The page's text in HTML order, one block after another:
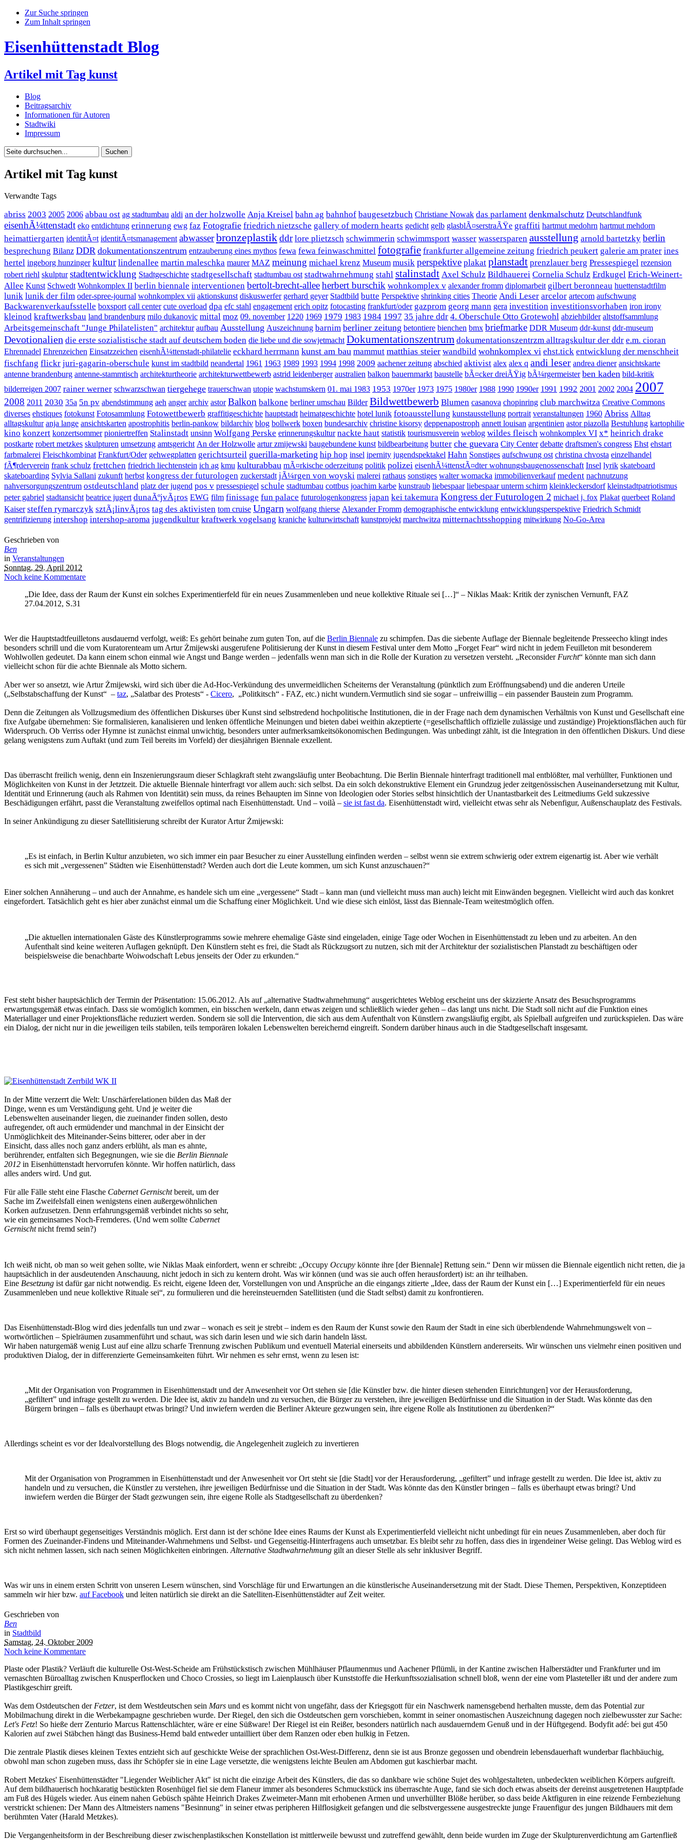
Zur Suche springen
Zum Inhalt springen
Eisenhüttenstadt Blog
Artikel mit Tag kunst
Blog
Beitragsarchiv
Informationen für Autoren
Stadtwiki
Impressum
Artikel mit Tag kunst
Verwandte Tags
abriss 2003 2005 2006 abbau ost ag stadtumbau aldi an der holzwolle Anja Kreisel bahn ag bahnhof baugesetzbuch Christiane Nowak das parlament denkmalschutz Deutschlandfunk
eisenhÃ¼ttenstadt eko entdichtung erinnerung ewg faz Fotografie friedrich nietzsche gallery of modern hearts gedicht gelb glasblÃ¤serstraÃŸe graffiti hartmut medohrn hartmut mehdorn
heimattiergarten identitÃ¤t identitÃ¤tsmanagement abwasserbronzeplastikddr lore plietzsch schwimmerin schwimmsport wasser wassersparen ausstellung arnold bartetzky berlin
besprechung Bilanz DDR dokumentationszentrum entzauberung eines mythos fewa fewa feinwaschmittel fotografie frankfurter allgemeine zeitung friedrich peukert galerie am prater ines
hertel ingeborg hunzinger kultur lindenallee martin maleschka maurer MAZ meinung michael krenz Museum musik perspektive plakat planstadt prenzlauer berg Pressespiegel rezension
robert riehl skulptur stadtentwicklung Stadtgeschichte stadtgesellschaft stadtumbau ost stadtwahrnehmung stahl stalinstadt Axel Schulz Bildhauerei Cornelia Schulz Erdkugel Erich-Weinert-
Allee Kunst Schwedt Wohnkomplex II berlin biennale interventionen bertolt-brecht-alleeherbert burschik wohnkomplex v alexander fromm diplomarbeit gilbert beronneau huettenstadtfilm
lunik lunik der film oder-spree-journal wohnkomplex vii aktionskunst diskuswerfer gerhard geyer Stadtbild butte Perspektive shrinking cities Theorie Andi Leser arcelor artecom aufschwung
Backwarenverkaufsstelle boxsport call center cute overload dpa efc stahl engagement erich opitz fotocasting frankfurt/oder gazprom georg mann gera investition investitionsvorhaben iron irony
kleinod kraftwerksbau land brandenburg milo dukanovic mittal moz 09. november 1220 1969 1979 1983 1984 1997 35 jahre ddr 4. Oberschule Otto Grotewohl abziehbilder altstoffsammlung
Arbeitsgemeinschaft "Junge Philatelisten" architektur aufbau Ausstellung Auszeichnung barnim berliner zeitung betontiere bienchen bmx briefmarke DDR Museum ddr-kunst ddr-museum
Devotionalien die erste sozialistische stadt auf deutschem boden die liebe und die sowjetmacht Dokumentationszentrum dokumentationszentrzm alltragskultur der ddr e.m. cioran
Ehrennadel Ehrenzeichen Einsatzzeichen eisenhÃ¼ttenstadt-philatelie eckhard herrmann kunst am bau mammut matthias steier wandbild wohnkomplex vi ehst.tick entwicklung der menschheit
fischfang flickr juri-gagarin-oberschule kunst im stadtbild neandertal 1961 1963 1989 1993 1994 1998 2009 aachener zeitung abschied aktivist alex alex q andi leser andrea diener ansichtskarte
antenne brandenburg antenne-stammtisch architekturtheorie architekturwettbewerb astrid leidenberger australien balkon bauernmarkt baustelle bÃ¤cker dreiÃŸig bÃ¼rgermeister ben kaden bild-kritik
bilderreigen 2007 rainer werner schwarzschwan tiergehege trauerschwan utopie wachstumskern 01. mai 1983 1953 1970er 1973 1975 1980er 1988 1990 1990er 1991 1992 2001 2002 2004 2007
2008 2011 2030 35a 5n pv abendstimmung aeh anger archiv astor Balkon balkone berliner umschau Bilder Bildwettbewerb Blumen casanova chopinring club marchwitza Creative Commons
diverses ehstiques fotokunst Fotosammlung Fotowettbewerb graffitigeschichte hauptstadt heimatgeschichte hotel lunik fotoausstellung kunstausstellung portrait veranstaltungen 1960 Abriss Alltag
alltagskultur anja lange ansichtskarten apostrophitis berlin-pankow bildarchiv blog bollwerk boxen bundesarchiv christine kisorsy deppenapostroph annett louisan argentinien astor piazolla Bestuhlung kartophilie
kino konzert konzertsommer pioniertreffen Stalinstadt unsinn Wolfgang Perske erinnerungskultur nackte haut statistik tourismusverein weblog wildes fleisch wohnkomplex VI x* heinrich drake
postkarte robert metzkes skulpturen umsetzung amtsgericht An der Holzwolle artur zmijewski baugebundene kunst bildbearbeitung butter che guevara City Center debatte draftsmen's congress Ehst ehstart
farbmalerei Fleischkombinat Frankfurt/Oder gehwegplatten gerichtsurteil guerilla-marketing hip hop insel ipernity jugendspektakel Hahn Sonstiges aufschwung ost christina chvosta einzelhandel
fÃ¶rderverein frank schulz frettchen friedrich liechtenstein ich ag kmu kulturabbau mÃ¤rkische oderzeitung politik polizei eisenhÃ¼ttenstÃ¤dter wohnungsbaugenossenschaft Insel lyrik skateboard
skateboarding Sylvia Sallani zukunft herbst kongress der futurologen zuckerstadt jÃ¼rgen von woyski malerei rathaus sonstiges walter womacka immobilienverkauf medent nachnutzung
nahversorgungszentrum ostdeutschland platz der jugend pos v pressespiegel schule stadtumbau cottbus joachim karbe kunstraub liebespaar liebespaar unterm schirm kleinkleckersdorf kleinstadtpatriotismus
peter gabriel stadtansicht beatrice jugert dunaÃºjvÃ¡ros EWG film finissage fun palace futurologenkongress japan kei takemura Kongress der Futurologen 2 michael j. fox Plakat querbeet Roland
Kaiser steffen rymarczyk sztÃ¡linvÃ¡ros tag des aktivisten tom cruise Ungarn wolfgang thierse Alexander Fromm demographische entwicklung entwicklungsperspektive Friedrich Schmidt
gentrifizierung intershop intershop-aroma jugendkultur kraftwerk vogelsang kraniche kulturwirtschaft kunstprojekt marchwitza mitternachtsshopping mitwirkung No-Go-Area
Geschrieben von
Ben
in Veranstaltungen
Sonntag, 29. April 2012
Noch keine Kommentare
„Die Idee, dass der Raum der Kunst ein solches Experimentierfeld für ein neues Zusammenleben und neue kollektive Rituale sei […]“ – Niklas Maak: Kritik der zynischen Vernunft, FAZ
27.04.2012, S.31
Wer die Hauptstadtfeuilletons ausdauernd verfolgt, weiß: Es gehört beinahe zum guten Ton, auf die Berlin Biennale zu schimpfen. Das die siebente Auflage der Biennale begleitende Presseecho klingt indes
besonders schrill und die vom Kuratorenteam um Artur Żmijewski ausgerufene Politisierung der Kunst in diesem Festival unter dem Motto „Forget Fear“ wird nicht in jedem Feuilleton mit besonderem
Wohlwollen gedeutet. Da kann einem schon einmal wie Angst und Bange werden – jedenfalls wenn man sich in die Rolle der Kuration zu versetzen versteht. „Reconsider Furcht“ könnte man sich dann
vielleicht schon für die achte Biennale als Motto sichern.
Aber wer so ansetzt, wie Artur Żmijewski, wird sich über die Ad-Hoc-Verkündung des unvermeidlichen Scheiterns der Veranstaltung (pünktlich zum Eröffnungsabend) und die anderen Urteile
(„Selbstabschaffung der Kunst“ – taz, „Salatbar des Protests“ - Cicero, „Politkitsch“ - FAZ, etc.) nicht wundern.Vermutlich sind sie sogar – unfreiwillig – ein passender Baustein zum Programm.
Denn die Zeitungen als Vollzugsmedium des öffentlichen Diskurses über Kunst sind selbstredend hochpolitische Institutionen, die in der Frage nach dem dynamischen Verhältnis von Kunst und Gesellschaft eine
fixe Aufgabe übernehmen: Sie formalisieren, kanalisieren und lenken öffentliche Meinungen und bieten dabei weithin akzeptierte (=gesellschaftlich offizielle zulässige und zuständige) Projektionsflächen auch für
Widerspruch. Ob Verriss oder Hymne ist zunächst einmal unwichtig, besonders unter aufmerksamkeitsökonomischen Bedingungen. Was unbedingt zählt, ist die Integration in den öffentlichen Diskurs. Und diese
gelang wenigstens zum Auftakt (und zum Teil bereits im Vorfeld) der diesjährigen Biennale exzellent.
Das überrascht freilich wenig, denn ein Inszenierungsraum dieser Schlagkraft steht zwangsläufig unter Beobachtung. Die Berlin Biennale hinterfragt traditionell mal entblößter, mal verhüllter, Funktionen und
Möglichkeiten von Kunst in der Jetztzeit. Die aktuelle Biennale hinterfragt vor allem auch: sich selbst. Da ein solch dekonstruktive Element ein Grundzug jeder zeitgenössischen Auseinandersetzung mit Kultur,
Identität und Erinnerung (auch als Rahmen von Identität) sein muss, da reines Behaupten im Sinne von Ideologien oder Stories selbst hinsichtlich der Unantastbarkeit des Leitmediums Geld sukzessive
Beschädigungen erfährt, passt die Veranstaltung zweifellos optimal nach Eisenhüttenstadt. Und – voilà – sie ist fast da. Eisenhüttenstadt wird, vielleicht etwas sehr als Nebenfigur, Außenschauplatz des Festivals.
In seiner Ankündigung zu dieser Satellitisierung schreibt der Kurator Artur Żmijewski:
„Es ist einfach, in Berlin Kultur anzubieten, wo sich immer ein paar Besucher zu einer Ausstellung einfinden werden – selbst wenn sie extrem schwierig oder extrem eigenartig ist. Aber wie verhält
es sich mit „vergessenen” Städten wie Eisenhüttenstadt? Werden auch dort die Leute kommen, um sich Kunst anzuschauen?“
Einer solchen Annäherung – und auch der Annahme, es handele sich um eine „vergessene“ Stadt – kann man (und vielleicht muss man auch) leicht mit Einwänden begegnen. Vielleicht wird auch das konkret
eingefordert. Tatsächlich geht es hier aber zunächst einmal um die Schaffung einer Möglichkeit. Und wie diese sich einlöst, lässt das Biennale-Team weitestmöglich offen.
„Die aktuellen internationalen Gäste des Künstlerprogramms sowie mehrere ehemalige Gäste sind eingeladen, einige Tage oder Wochen in Eisenhüttenstadt zu leben und zu arbeiten. An den
Aufenthalt sind keine weiteren Auflagen geknüpft. Den Künstlern steht es frei, die Stadt als Rückzugsort zu nutzen, sich mit der Architektur der sozialistischen Planstadt zu beschäftigen oder
beispielsweise die benachbarte Woiwodschaft Lebus jenseits der Oder zu erkunden.“
Fest steht bisher hauptsächlich der Termin der Präsentation: 15.06.2012. Als auf „alternative Stadtwahrnehmung“ ausgerichtetes Weblog erscheint uns der skizzierte Ansatz des Besuchsprogramms
erwartungsgemäß etwas einfach. Dass sie womöglich kommen, ein bisschen werkeln, dann etwas zeigen und schließlich wieder gehen – das langt uns nicht. Die Stadt soll nicht auf die Funktion eines
Materiallager und einer Projektionsfläche reduziert werden. Sondern sie soll die Intervention, die sich aus dem Aufenthalt von Künstlern zwangsläufig ergibt, als Spielball aufgreifen und zurückspielen. Das wäre
ein Dialog, der nicht nur in die jeweiligen teils stabilen, teils temporären lokalen Lebenswelten bereichernd eingreift. Sondern darüber hinaus auch in die Stadtgesellschaft insgesamt.
In der Mitte verzerrt die Welt: Unschärferelationen bilden das Maß der
Dinge, wenn es um Verständigung geht. Und je weiter die
Lebenswelten auseinander liegen, die zueinander finden sollen, desto
aufregender, oft auch ermüdender und manchmal in der Einsicht der
Unmöglichkeit des Miteinander-Seins bitterer, oder aber in der
Einsicht, dass alles noch ganz anders erblüht, als man es ahnte,
berührender, entfalten sich Begegnungen, wie sie die Berlin Biennale
2012 in Eisenhüttenstadt hervorrufen könnte. Wir hoffen natürlich, dass
alles anders wird. Und gut.
Für alle Fälle steht eine Flasche Cabernet Gernischtbereit, um der
Sache im Zweifelsfall einen wenigstens einen außergewöhnlichen
Korken aufzusetzen. Denn erfahrungsgemäß verbindet nichts so sehr,
wie ein gemeinsames Noch-Fremderes. (Und wem sollte Cabernet
Gernischtnicht fremd sein?)
Ich weiß nicht, ob man so weit gehen sollte, wie Niklas Maak einfordert, wenn er schreibt: „Occupy Occupy könnte ihre [der Biennale] Rettung sein.“ Denn wir müssen die Biennale eigentlich nicht retten, die ja
hauptsächlich in der ausdeutenden Anschauung, nicht jedoch in sich zu kentern droht. Was wir können (und was sie auch offen herausfordert) ist: an ihr teilhaben.
Eine Besetzung ist dafür gar nicht notwendig. Es reicht, eigene Ideen der, Vorstellungen von und Ansprüche an die eingangs zitierte „Idee, dass der Raum der Kunst ein […] Experimentierfeld für ein neues
Zusammenleben und neue kollektive Rituale sei“, zu formulieren und die hereinsteuernden Satellitisten (und die Stadt selbst) damit zu konfrontieren.
Das Eisenhüttenstadt-Blog wird dies jedenfalls tun und zwar – wonach es seit je strebt – indem es den Raum der Kunst sowie den Raum der Stadt in eine sich überblendende Wahrnehmungswelt von –
wortwörtlichen – Spielräumen zusammenführt und schaut, was sich darin lesen und wie sich darin handeln lässt.
Wir haben naturgemäß wenig Lust auf eine allzu scharfe Trennung zwischen Publikum und eventuell Material einerseits und abbildenden Künstlern andererseits. Wir wünschen uns vielmehr einen positiven und
produktiven Dialog, der in differenzierte Gemeinsamkeiten führt. Wir nehmen es sehr ernst, wenn zu lesen ist:
„Mit der Organisation von Programmen in Eisenhüttenstadt und der Anwesenheit vor Ort stehen sie [die Künstler bzw. die hinter diesen stehenden Einrichtungen] vor der Herausforderung,
„gefiltert” und infrage gestellt zu werden. Die Idee ist, aktiv zu handeln und zu versuchen, die Bürger zu verstehen, ihre jeweiligen Bedürfnisse und die Situation in der Stadt. Was könnte das den
Bürgern bringen – falls es überhaupt etwas bringt? Und inwiefern werden die Berliner Akteure gezwungen sein, ihre eigene Rolle als Institutionen zu überdenken?“
Allerdings scheint es vor der Idealvorstellung des Blogs notwendig, die Angelegenheit zugleich zu invertieren
Mit der Organisation von Programmen in Eisenhüttenstadt und der Anwesenheit vor Ort steht sie [die Stadt] vor der Herausforderung, „gefiltert” und infrage gestellt zu werden. Die Idee ist, aktiv zu
handeln und zu versuchen, die Künstler zu verstehen, ihre jeweiligen Bedürfnisse und die Situation in der Stadt. Was könnte das den Künstler bringen – falls es überhaupt etwas bringt? Und
inwiefern werden die Bürger der Stadt gezwungen sein, ihre eigene Rolle als Stadtgesellschaft zu überdenken?
Erst so wird überhaupt gegenseitiges Verständnis möglich. Erst dann ist der schöne Idee eines Raums der Kunst als Experimentierfeld vielleicht nicht unbedingt für ein neues Zusammenleben, aber doch für
Formen des Zueinander-Findens und Miteinander-Wahrnehmens und Selbst- und Gegenseitig-Hinterfragens auch umsetzbar. Es bleibt sehr zu hoffen, dass dies in irgendeiner Weise gelingt. Das Weblog wird es
sich nicht nehmen lassen, sich nach seinen Möglichkeiten einbringen. Alternative Stadtwahrnehmung gilt an dieser Stelle als sehr inklusiver Begriff.
Was wir uns in einem ersten Schritt von unseren Lesern wünschen, sind Vorschläge für und Erwartungen an die künstlerische Auseinandersetzung mit der Stadt. Diese Themen, Perspektiven, Konzeptideen
sammeln wir hier bzw. auf Facebook und leiten natürlich sie direkt an die Satelliten-Eisenhüttenstädter auf Zeit weiter.
Geschrieben von
Ben
in Stadtbild
Samstag, 24. Oktober 2009
Noch keine Kommentare
Plaste oder Plastik? Verläuft die kulturelle Ost-West-Scheide am Frühstückstisch zwischen Mühlhäuser Pflaumenmus und Aachener Pflümli, in der Kantine zwischen Halberstädter und Frankfurter und im
vernaschten Büroalltag zwischen Knusperflocken und Choco Crossies, so liegt im Laienplausch über Kunststoffe die Herkunftssozialisation schnell bloß, wenn der eine vom Plasteteller ißt und der andere zum
Plastikgeschirr greift.
Was dem Ostdeutschen der Fetzer, ist dem Westdeutschen sein Mars und es kommt nicht von ungefähr, dass der Kriegsgott für ein Naschwerk namensgebend herhalten musste, dem das Potential zur
Mobilmachung direkt in die Werbekampagne geschrieben wurde. Der Riegel, den sich die Ostdeutschen gern vorschieben, kommt in seiner onomastischen Auszeichnung dagegen noch zielbewusster zur Sache:
Let's Fetz! So hieße derr Zenturio Marcus Rattenschlächter, wäre er eine Süßware! Der Riegel ist ein Reißer, besonders natürlich nach ausdauerndem Genuß und in der Hüftgegend. Bodyfit adé: bei gut 450
Kalorien auf zwei Stäbchen hängt das Business-Hemd bald entweder untailliert über dem Ranzen oder eben hulkig in Fetzen.
Die zentrale Plastik dieses kleinen Textes entzieht sich auf geschickte Weise der sprachlichen Ost-West-Differenz, denn sie ist aus Bronze gegossen und obendrein lebensdauerhaft wunderbar flachbäuchig,
obwohl man schon zugeben muss, dass ihr Schöpfer sie in eine Lage versetzte, die wenigstens leichte Beulen am Abdomen gut kaschierbar macht.
Robert Metzkes' Eisenhüttenstädter "Liegender Weiblicher Akt" ist nicht die einzige Arbeit des Künstlers, die das so dankbare wie schöne Sujet des wohlgestalteten, unbedeckten weiblichen Körpers aufgreift.
Auf dem bildhauerisch hochkaratig bestückten Rosenhügel fiel sie dem Flaneur immer als besonderes Schmuckstück ins überraschte Auge, fand sie sich doch etwas abseits der dereinst ausgetretenen Hauptpfade
am Fuß des Hügels wieder. Aus einem nahen Gebüsch spähte Heinrich Drakes Zweimeter-Mann mit erhobenen Armen und unverhüllter Blöße herüber, so dass beide Aktfiguren in eine reizende Fernbeziehung
verstrickt schienen: Der Mann des Altmeisters namens "Besinnung" in seiner etwas peripheren Hilflosigkeit gefangen und die selbstvergessene ausgestreckte junge Frauenfigur des jungen Bildhauers mit dem
berühmten Vater (Harald Metzkes).
Die Vergangenheitsform in der Beschreibung dieser zwischenplastikschen Konstellation ist mittlerweile bewusst und zutreffend gewählt, denn beide wurden im Zuge der Skulpturenverdichtung am Gartenfließ